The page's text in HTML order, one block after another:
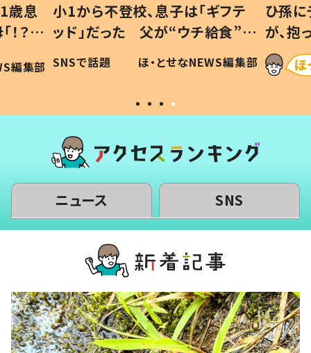
フテ
食”を
編集部
ひ孫にデレデレな80歳じいじ
が、抱っこすると…ひ孫の反応に
「涙が出ました」「可愛くて仕方な
い」
ほ・とせなNEWS編集部
ニュース SNS